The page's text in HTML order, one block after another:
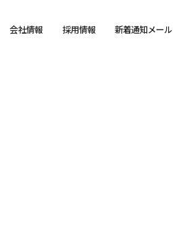
会社情報 採用情報 新着通知メール